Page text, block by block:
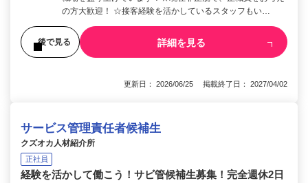
の方大歓迎！ ☆接客経験を活かしているスタッフもい…
後で見る 詳細を見る
更新日： 2026/06/25 掲載終了日： 2027/04/02
サービス管理責任者候補生
クズオカ人材紹介所
正社員
経験を活かして働こう！サビ管候補生募集！完全週休2日